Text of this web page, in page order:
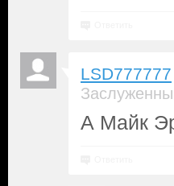
LSD777777
А Майк